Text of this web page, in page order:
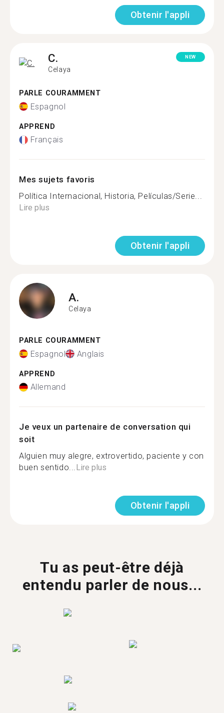
Obtenir l'appli
C.
Celaya
NEW
PARLE COURAMMENT
Espagnol
APPREND
Français
Mes sujets favoris
Política Internacional, Historia, Películas/Serie...
Lire plus
Obtenir l'appli
A.
Celaya
PARLE COURAMMENT
Espagnol Anglais
APPREND
Allemand
Je veux un partenaire de conversation qui
soit
Alguien muy alegre, extrovertido, paciente y con
buen sentido...Lire plus
Obtenir l'appli
Tu as peut-être déjà
entendu parler de nous...